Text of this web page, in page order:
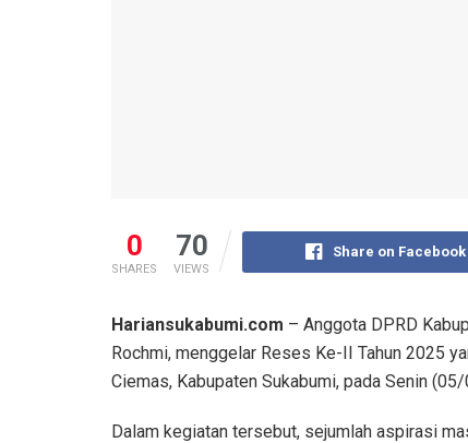
0
SHARES
70
VIEWS
Share on Facebook
Hariansukabumi.com – Anggota DPRD
Rochmi, menggelar Reses Ke-II Tahun 2025
Ciemas, Kabupaten Sukabumi, pada Senin
Dalam kegiatan tersebut, sejumlah aspirasi